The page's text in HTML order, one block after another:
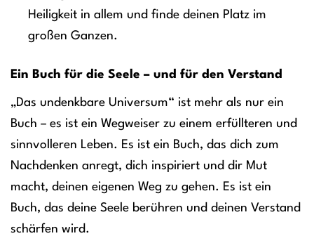
Heiligkeit in allem und finde deinen Platz im
großen Ganzen.
Ein Buch für die Seele – und für den Verstand
„Das undenkbare Universum“ ist mehr als nur ein
Buch – es ist ein Wegweiser zu einem erfüllteren und
sinnvolleren Leben. Es ist ein Buch, das dich zum
Nachdenken anregt, dich inspiriert und dir Mut
macht, deinen eigenen Weg zu gehen. Es ist ein
Buch, das deine Seele berühren und deinen Verstand
schärfen wird.